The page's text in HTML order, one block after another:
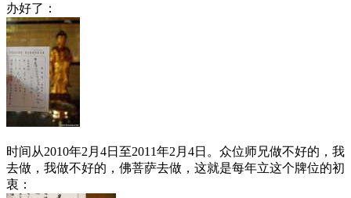
办好了：
时间从2010年2月4日至2011年2月4日。众位师兄做不好的，我
去做，我做不好的，佛菩萨去做，这就是每年立这个牌位的初
衷：